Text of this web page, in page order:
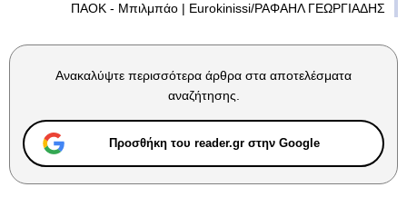
ΠΑΟΚ - Μπιλμπάο | Eurokinissi/ΡΑΦΑΗΛ ΓΕΩΡΓΙΑΔΗΣ
Ανακαλύψτε περισσότερα άρθρα στα αποτελέσματα
αναζήτησης.
Προσθήκη του reader.gr στην Google